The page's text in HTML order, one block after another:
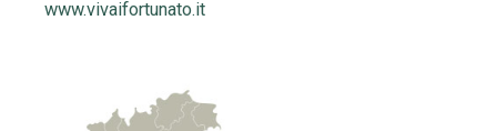
www.vivaifortunato.it